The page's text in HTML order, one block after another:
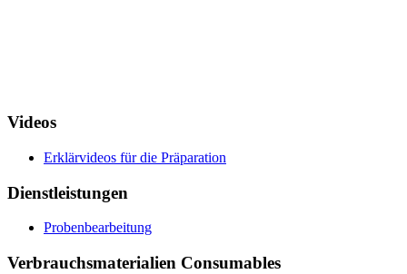
Videos
Erklärvideos für die Präparation
Dienstleistungen
Probenbearbeitung
Verbrauchsmaterialien Consumables